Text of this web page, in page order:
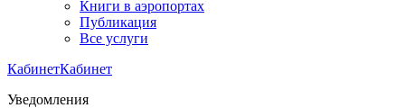
Книги в аэропортах
Публикация
Все услуги
КабинетКабинет
Уведомления